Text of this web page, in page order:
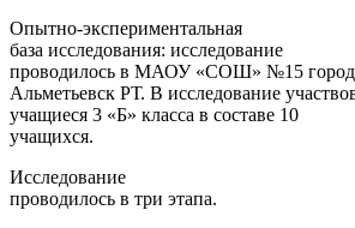
Опытно-экспериментальная
база исследования: исследование
проводилось в МАОУ «СОШ» №15
Альметьевск РТ. В исследование
учащиеся 3 «Б» класса в составе 10
учащихся.
Исследование
проводилось в три этапа.